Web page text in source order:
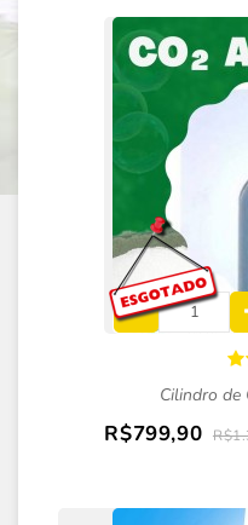
Cilindro de
R$799,90